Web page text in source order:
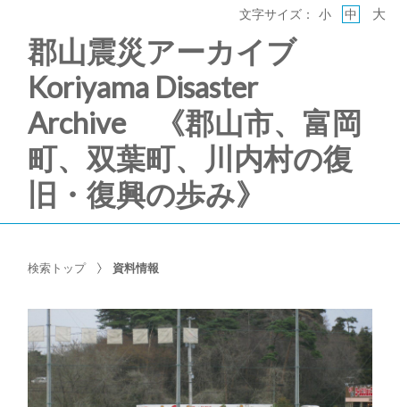
郡山震災アーカイブ
Koriyama Disaster
Archive 《郡山市、富岡
町、双葉町、川内村の復
旧・復興の歩み》
文字サイズ： 小 中 大
検索トップ 資料情報